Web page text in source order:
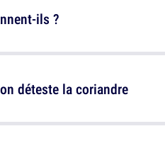
ils ?
déteste la coriandre